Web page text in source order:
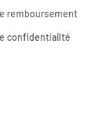
remboursement
confidentialité